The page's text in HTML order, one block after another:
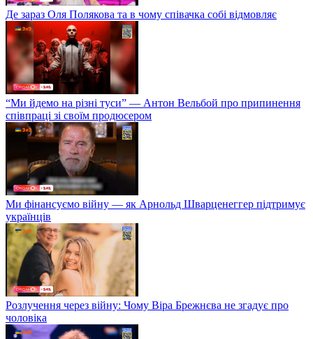
Де зараз Оля Полякова та в чому співачка собі відмовляє
“Ми йдемо на різні туси” — Антон Вельбой про припинення
співпраці зі своїм продюсером
Ми фінансуємо війну — як Арнольд Шварценеггер підтримує
українців
Розлучення через війну: Чому Віра Брежнєва не згадує про
чоловіка